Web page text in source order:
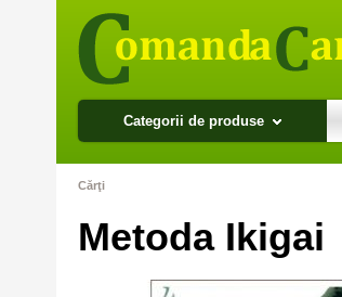
Categorii de produse
Cărţi
Metoda Ikigai